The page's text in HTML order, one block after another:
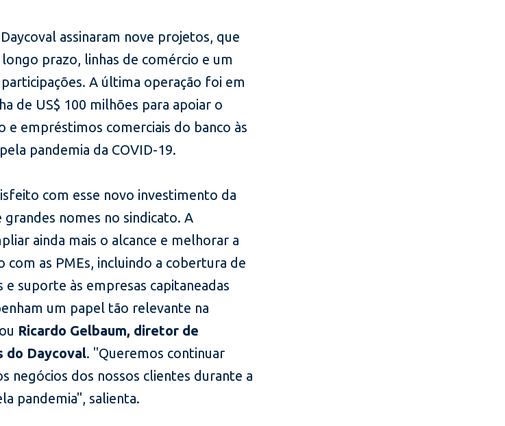
assinaram nove projetos, que
prazo, linhas de comércio e um
A última operação foi em
de US$ 100 milhões para apoiar o
e empréstimos comerciais do banco às
pandemia da COVID-19.
com esse novo investimento da
grandes nomes no sindicato. A
ainda mais o alcance e melhorar a
com as PMEs, incluindo a cobertura de
e suporte às empresas capitaneadas
um papel tão relevante na
Ricardo Gelbaum, diretor de
do Daycoval. "Queremos continuar
negócios dos nossos clientes durante a
pandemia", salienta.